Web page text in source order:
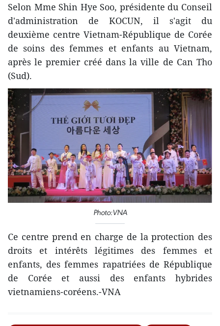
Selon Mme Shin Hye Soo, présidente du Conseil
d'administration de KOCUN, il s'agit du
deuxième centre Vietnam-République de Corée
de soins des femmes et enfants au Vietnam,
après le premier créé dans la ville de Can Tho
(Sud).
Photo:VNA
Ce centre prend en charge de la protection des
droits et intérêts légitimes des femmes et
enfants, des femmes rapatriées de République
de Corée et aussi des enfants hybrides
vietnamiens-coréens.-VNA